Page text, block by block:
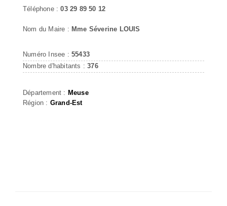
Téléphone :03 29 89 50 12
Nom du Maire : Mme Séverine LOUIS
Numéro Insee : 55433
Nombre d'habitants :376
Département : Meuse
Région : Grand-Est